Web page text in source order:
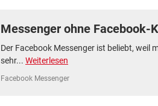
Messenger ohne Facebook-
Der Facebook Messenger ist beliebt, weil
sehr... Weiterlesen
Facebook Messenger